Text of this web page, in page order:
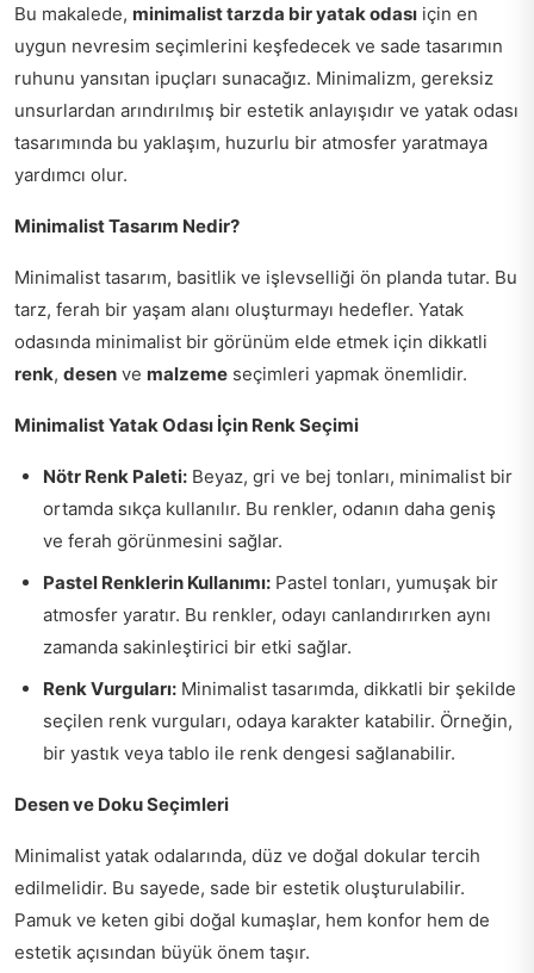
Bu makalede, minimalist tarzda bir yatak odası için en
uygun nevresim seçimlerini keşfedecek ve sade tasarımın
ruhunu yansıtan ipuçları sunacağız. Minimalizm, gereksiz
unsurlardan arındırılmış bir estetik anlayışıdır ve yatak odası
tasarımında bu yaklaşım, huzurlu bir atmosfer yaratmaya
yardımcı olur.
Minimalist Tasarım Nedir?
Minimalist tasarım, basitlik ve işlevselliği ön planda tutar. Bu
tarz, ferah bir yaşam alanı oluşturmayı hedefler. Yatak
odasında minimalist bir görünüm elde etmek için dikkatli
renk, desen ve malzeme seçimleri yapmak önemlidir.
Minimalist Yatak Odası İçin Renk Seçimi
Nötr Renk Paleti: Beyaz, gri ve bej tonları, minimalist bir
ortamda sıkça kullanılır. Bu renkler, odanın daha geniş
ve ferah görünmesini sağlar.
Pastel Renklerin Kullanımı: Pastel tonları, yumuşak bir
atmosfer yaratır. Bu renkler, odayı canlandırırken aynı
zamanda sakinleştirici bir etki sağlar.
Renk Vurguları: Minimalist tasarımda, dikkatli bir şekilde
seçilen renk vurguları, odaya karakter katabilir. Örneğin,
bir yastık veya tablo ile renk dengesi sağlanabilir.
Desen ve Doku Seçimleri
Minimalist yatak odalarında, düz ve doğal dokular tercih
edilmelidir. Bu sayede, sade bir estetik oluşturulabilir.
Pamuk ve keten gibi doğal kumaşlar, hem konfor hem de
estetik açısından büyük önem taşır.